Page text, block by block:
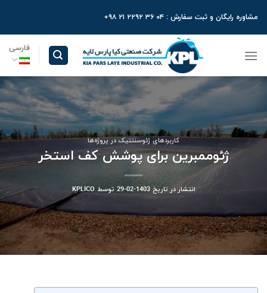
content
مشاوره رایگان و ثبت سفارش : ۰۴ ۳۶ ۲۲۹۲ ۲۱ ۹۸+
فارسی
کاربردهای ژئوسنتتیک در پروژه‌ها
ژئوممبرین برای پوشش کف استخر
انتشار در تاریخ1403-02-29 توسط KPLICO